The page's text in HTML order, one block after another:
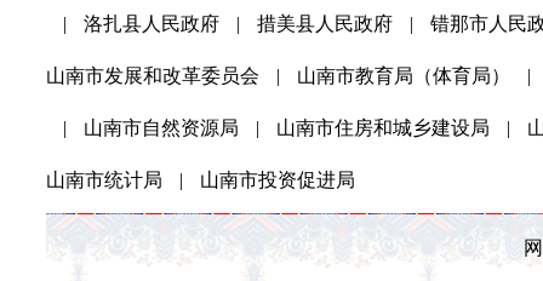
| 洛扎县人民政府 | 措美县人民政府 | 错那市人民
山南市发展和改革委员会 | 山南市教育局（体育局） |
| 山南市自然资源局 | 山南市住房和城乡建设局 |
山南市统计局 | 山南市投资促进局